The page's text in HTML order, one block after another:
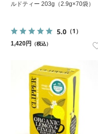
ルドティー 203g（2.9g×70袋）
5.0（1）
1,420円 （税込）